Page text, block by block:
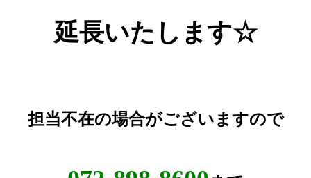
延長いたします☆
担当不在の場合がございますので